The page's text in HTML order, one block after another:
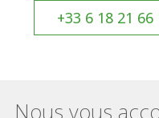
+33 6 18 21 66
Nous vous